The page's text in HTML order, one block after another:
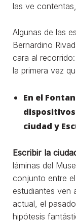
las ve
Algunas de las
Bernardino
cara al
la primera vez
En el
ciudad y
Escribir la
láminas del
conjunto entre
estudiantes ven
actual, el
hipótesis